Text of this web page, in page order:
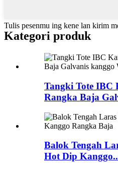
Tulis pesenmu ing kene lan kirim
Kategori produk
Tangki Tote IBC
Rangka Baja
Balok Tengah
Hot Dip